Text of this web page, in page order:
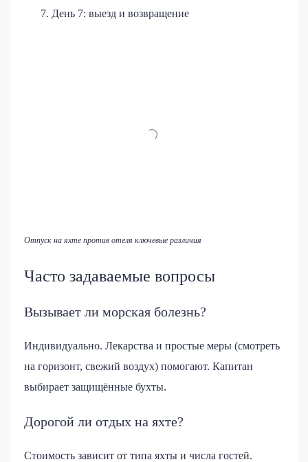
День 7: выезд и возвращение
Отпуск на яхте против отеля ключевые различия
Часто задаваемые вопросы
Вызывает ли морская болезнь?
Индивидуально. Лекарства и простые меры (смотреть
на горизонт, свежий воздух) помогают. Капитан
выбирает защищённые бухты.
Дорогой ли отдых на яхте?
Стоимость зависит от типа яхты и числа гостей.